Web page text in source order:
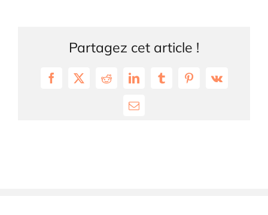
Partagez cet article !
Facebook
X RedditLinkedInTumblrPinterest
Vk
Email